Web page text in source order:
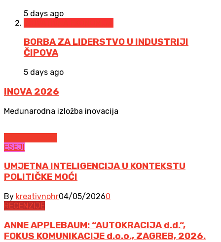
5 days ago
BORBA ZA LIDERSTVO U INDUSTRIJI
ČIPOVA
5 days ago
INOVA 2026
Međunarodna izložba inovacija
ESEJI
UMJETNA INTELIGENCIJA U KONTEKSTU
POLITIČKE MOĆI
By kreativnohr04/05/20260
RECENZIJE
ANNE APPLEBAUM: “AUTOKRACIJA d.d.“,
FOKUS KOMUNIKACIJE d.o.o., ZAGREB, 2026.